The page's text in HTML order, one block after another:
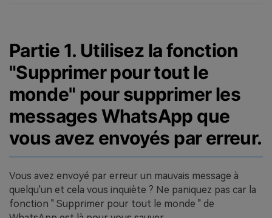
Partie 1. Utilisez la fonction
"Supprimer pour tout le
monde" pour supprimer les
messages WhatsApp que
vous avez envoyés par erreur.
Vous avez envoyé par erreur un mauvais message à
quelqu'un et cela vous inquiète ? Ne paniquez pas car la
fonction " Supprimer pour tout le monde " de